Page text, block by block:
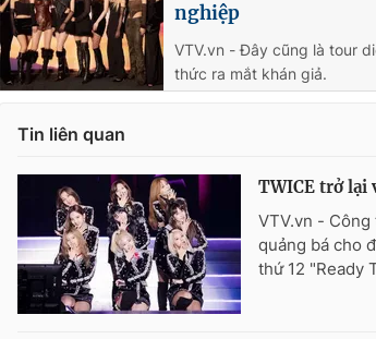
nghiệp
VTV.vn - Đây cũng là tour
thức ra mắt khán giả.
Tin liên quan
TWICE trở lại
VTV.vn -
quảng bá cho
thứ 12 "Ready